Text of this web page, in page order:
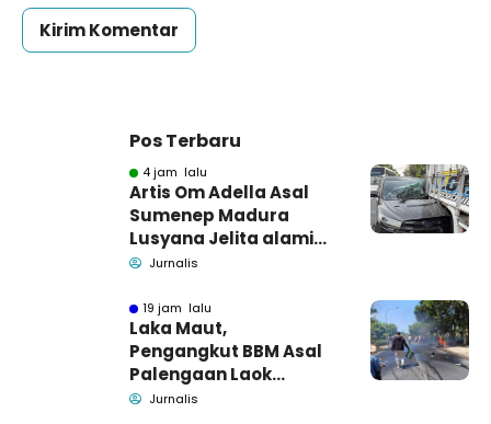
Pos Terbaru
4 jam lalu
Artis Om Adella Asal
Sumenep Madura
Lusyana Jelita alami
kecelakaan di Wonogiri
Jurnalis
19 jam lalu
Laka Maut,
Pengangkut BBM Asal
Palengaan Laok
Pamekasan Meninggal
Jurnalis